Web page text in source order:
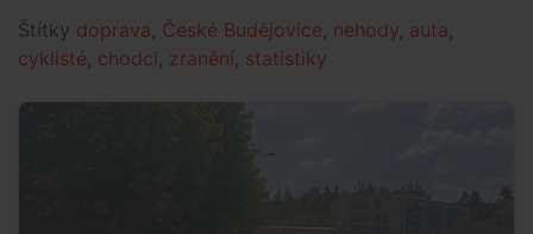
Štítky doprava České Budějovice nehody auta
cyklisté chodci zranění statistiky